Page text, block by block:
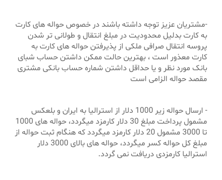
-مشتریان عزیز توجه داشته باشند در خصوص حواله های کارت
به کارت بدلیل محدودیت در مبلغ انتقال و طولانی تر شدن
پروسه انتقال صرافی ملکی از پذیرفتن حواله های کارت به
کارت معذور است ، بهترین حالت ممکن داشتن حساب شبای
بانک مورد نظر و یا حداقل داشتن شماره حساب بانکی مشتری
مقصد حواله الزامی است
- ارسال حواله زیر 1000 دلار از استرالیا به ایران و بلعکس
مشمول پرداخت مبلغ 30 دلار کارمزد میگردد، حواله های 1000
تا 3000 مشمول 20 دلار کارمزد میگردد که هنگام ثبت حواله از
مبلغ کل حواله کسر میگردد، حواله های بالای 3000 دلار
استرالیا کارمزدی دریافتنمی گردد.